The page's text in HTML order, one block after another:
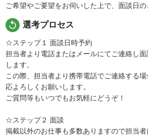
ご希望やご要望をお伺いした上で、面談日の
replay 選考プロセス
☆ステップ１ 面談日時予約
担当者より電話またはメールにてご連絡し
します。
この際、担当者より携帯電話でご連絡する
応よろしくお願いします。
ご質問等もいつでもお気軽にどうぞ！
☆ステップ２ 面談
掲載以外のお仕事も多数ありますので担当